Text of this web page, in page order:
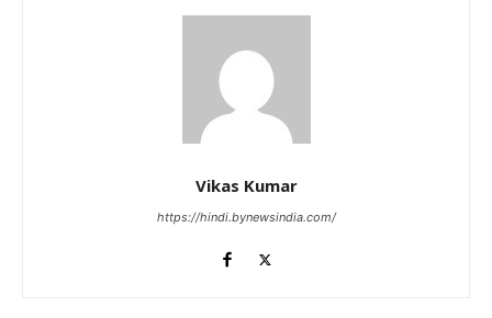
Vikas Kumar
https://hindi.bynewsindia.com/